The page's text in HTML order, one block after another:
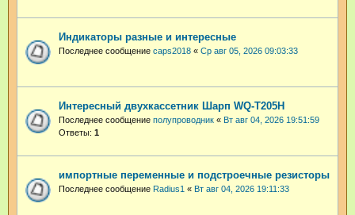
Индикаторы разные и интересные
Последнее сообщение caps2018 « Ср авг 05, 2026 09:03:33
Интересный двухкассетник Шарп WQ-T205H
Последнее сообщение полупроводник « Вт авг 04, 2026 19:51:59
Ответы: 1
импортные переменные и подстроечные резисторы
Последнее сообщение Radius1 « Вт авг 04, 2026 19:11:33